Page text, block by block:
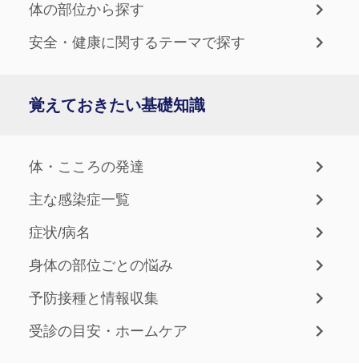
体の部位から探す
安全・健康に関するテーマで探す
覚えておきたい基礎知識
体・こころの発達
主な感染症一覧
症状/病名
身体の部位ごとの悩み
予防接種と情報収集
受診の目安・ホームケア